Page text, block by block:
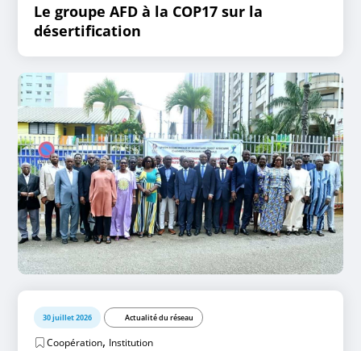
Le groupe AFD à la COP17 sur la
désertification
30 juillet 2026 Actualité du réseau
Coopération, Institution